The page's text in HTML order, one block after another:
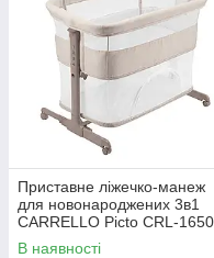
Приставне ліжечко-манеж
для новонароджених 3в1
CARRELLO Picto CRL-
Aori Beige
В наявності